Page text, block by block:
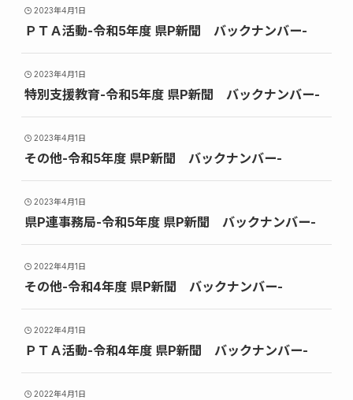
2023年4月1日
ＰＴＡ活動-令和5年度 県P新聞 バックナンバー-
2023年4月1日
特別支援教育-令和5年度 県P新聞 バックナンバー-
2023年4月1日
その他-令和5年度 県P新聞 バックナンバー-
2023年4月1日
県P連事務局-令和5年度 県P新聞 バックナンバー-
2022年4月1日
その他-令和4年度 県P新聞 バックナンバー-
2022年4月1日
ＰＴＡ活動-令和4年度 県P新聞 バックナンバー-
2022年4月1日